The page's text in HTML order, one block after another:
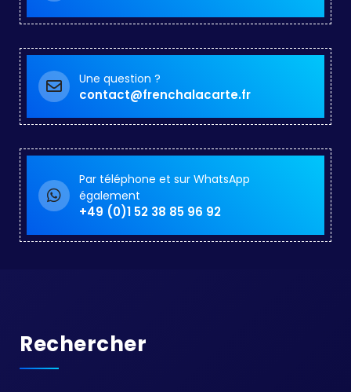
Une question ?
contact@frenchalacarte.fr
Par téléphone et sur WhatsApp
également
+49 (0)1 52 38 85 96 92
Rechercher